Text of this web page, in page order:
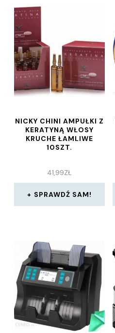
NICKY CHINI AMPUŁKI Z
KERATYNĄ WŁOSY
KRUCHE ŁAMLIWE
10SZT.
41,99ZŁ
SPRAWDŹ SAM!